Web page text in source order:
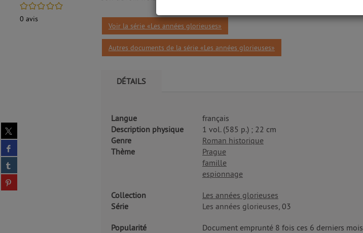
Partager
sur
twitter
(Nouvelle
fenêtre)
Partager
sur
facebook
(Nouvelle
fenêtre)
Partager
sur
tumblr
(Nouvelle
Partager
sur
/5
0 avis
Voir la série «Les années glorieuses»
Autres documents de la série «Les années glorieuses»
DÉTAILS
Langue
français
Description physique
1 vol. (585 p.) ; 22 cm
Genre
Roman historique
Thème
Prague
famille
espionnage
Collection
Les années glorieuses
Série
Les années glorieuses, 03
Popularité Document emprunté 8 fois ces 6 derniers mois